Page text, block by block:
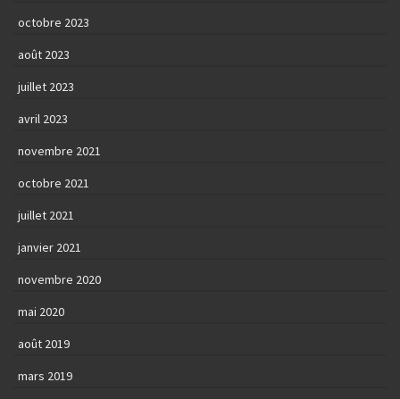
octobre 2023
août 2023
juillet 2023
avril 2023
novembre 2021
octobre 2021
juillet 2021
janvier 2021
novembre 2020
mai 2020
août 2019
mars 2019